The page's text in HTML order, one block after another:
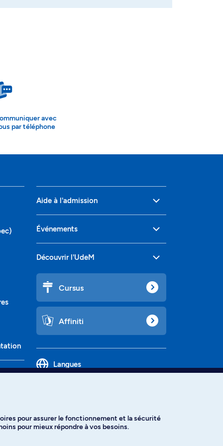
avec
par téléphone
Aide à l'admission
Événements
Découvrir l'UdeM
Cursus
Affiniti
Langues
pour assurer le fonctionnement et la sécurité
pour mieux répondre à vos besoins.